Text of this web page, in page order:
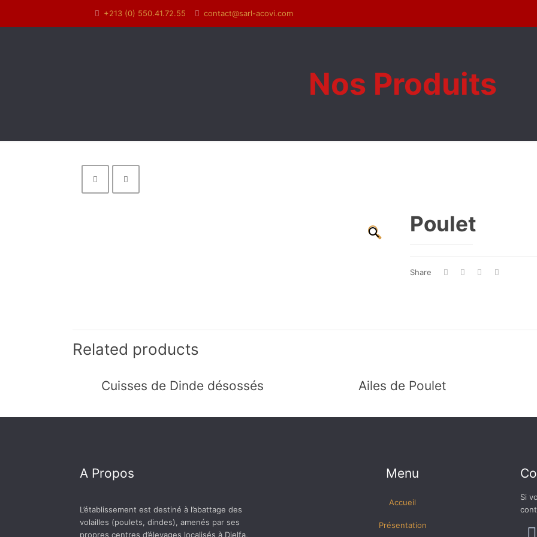
+213 (0) 550.41.72.55 contact@sarl-acovi.com
Nos Produits
🔍 Poulet
Share
Related products
Cuisses de Dinde désossés Ailes de Poulet
A Propos
L’établissement est destiné à l’abattage des
volailles (poulets, dindes), amenés par ses
propres centres d’élevages localisés à Djelfa,
Menu
Accueil
Présentation
Si